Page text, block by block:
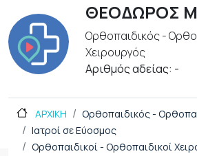
ΘΕΟΔΩΡΟΣ
Ορθοπαιδικός -
Χειρουργός
Αριθμός αδείας: -
ΑΡΧΙΚΗ
Ορθοπαιδικός -
Ιατροί σε Εύοσμος
Ορθοπαιδικοί - Ορθοπαιδικοί